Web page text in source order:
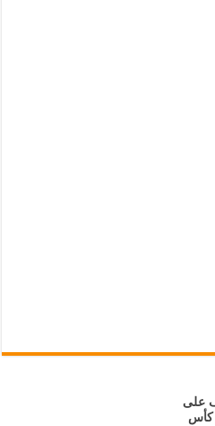
على
كأس